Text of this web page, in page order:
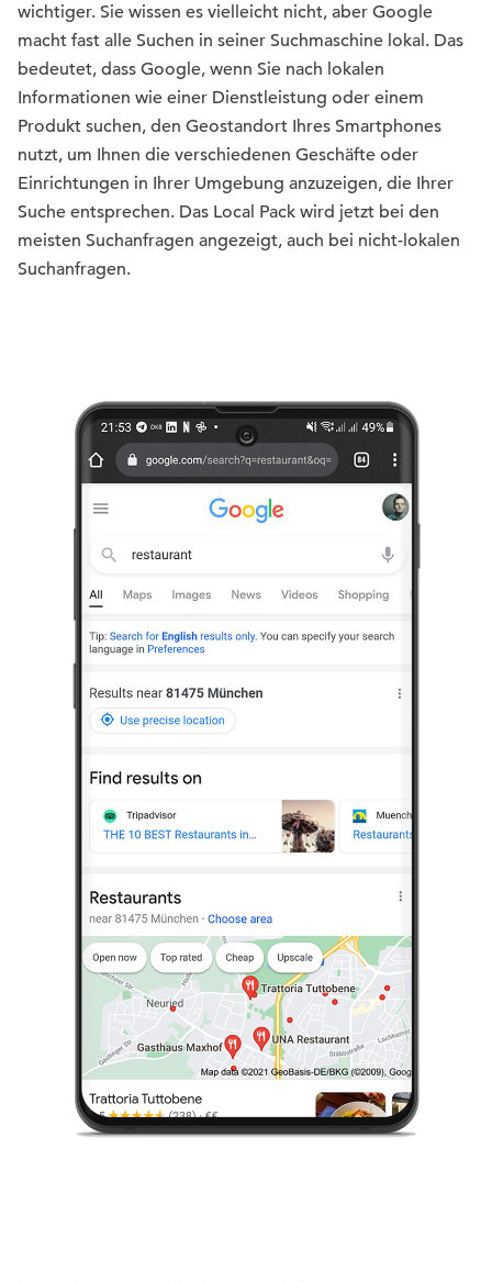
wichtiger. Sie wissen es vielleicht nicht, aber Google
macht fast alle Suchen in seiner Suchmaschine lokal. Das
bedeutet, dass Google, wenn Sie nach lokalen
Informationen wie einer Dienstleistung oder einem
Produkt suchen, den Geostandort Ihres Smartphones
nutzt, um Ihnen die verschiedenen Geschäfte oder
Einrichtungen in Ihrer Umgebung anzuzeigen, die Ihrer
Suche entsprechen. Das Local Pack wird jetzt bei den
meisten Suchanfragen angezeigt, auch bei nicht-lokalen
Suchanfragen.